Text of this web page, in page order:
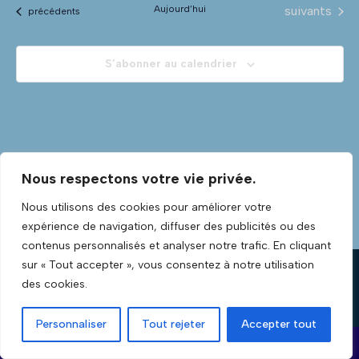
Nous respectons votre vie privée.
Nous utilisons des cookies pour améliorer votre
expérience de navigation, diffuser des publicités ou des
contenus personnalisés et analyser notre trafic. En cliquant
sur « Tout accepter », vous consentez à notre utilisation
des cookies.
Personnaliser Tout rejeter Accepter tout
de
date.Évènements
précédents Aujourd’hui Évènements
suivants
S’abonner au calendrier
Neve | Propulsé parWordPress